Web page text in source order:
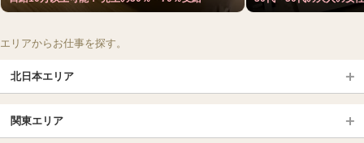
エリアからお仕事を探す。
北日本エリア
北海道（札幌・旭川・函館）
青森
関東エリア